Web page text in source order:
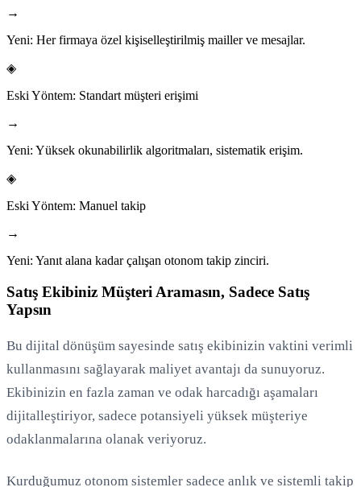
→
Yeni: Her firmaya özel kişiselleştirilmiş mailler ve mesajlar.
◈
Eski Yöntem: Standart müşteri erişimi
→
Yeni: Yüksek okunabilirlik algoritmaları, sistematik erişim.
◈
Eski Yöntem: Manuel takip
→
Yeni: Yanıt alana kadar çalışan otonom takip zinciri.
Satış Ekibiniz Müşteri Aramasın, Sadece Satış
Yapsın
Bu dijital dönüşüm sayesinde satış ekibinizin vaktini verimli
kullanmasını sağlayarak maliyet avantajı da sunuyoruz.
Ekibinizin en fazla zaman ve odak harcadığı aşamaları
dijitalleştiriyor, sadece potansiyeli yüksek müşteriye
odaklanmalarına olanak veriyoruz.
Kurduğumuz otonom sistemler sadece anlık ve sistemli takip